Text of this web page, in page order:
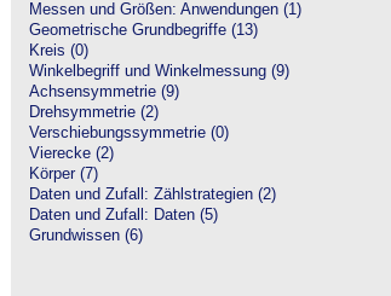
Messen und Größen: Anwendungen (1)
Geometrische Grundbegriffe (13)
Kreis (0)
Winkelbegriff und Winkelmessung (9)
Achsensymmetrie (9)
Drehsymmetrie (2)
Verschiebungssymmetrie (0)
Vierecke (2)
Körper (7)
Daten und Zufall: Zählstrategien (2)
Daten und Zufall: Daten (5)
Grundwissen (6)